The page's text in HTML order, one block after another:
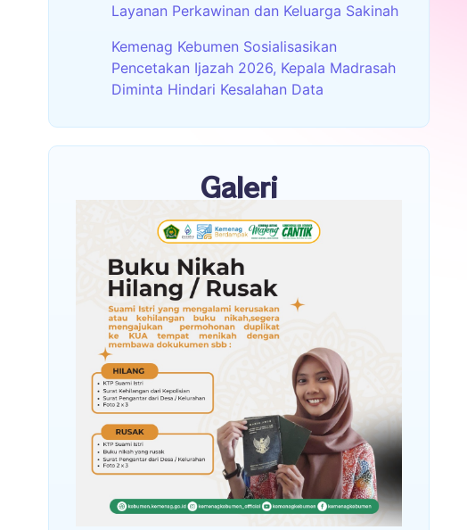
Layanan Perkawinan dan Keluarga Sakinah
Kemenag Kebumen Sosialisasikan
Pencetakan Ijazah 2026, Kepala Madrasah
Diminta Hindari Kesalahan Data
Galeri